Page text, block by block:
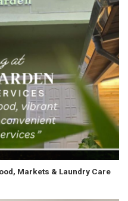
Markets & Laundry Care